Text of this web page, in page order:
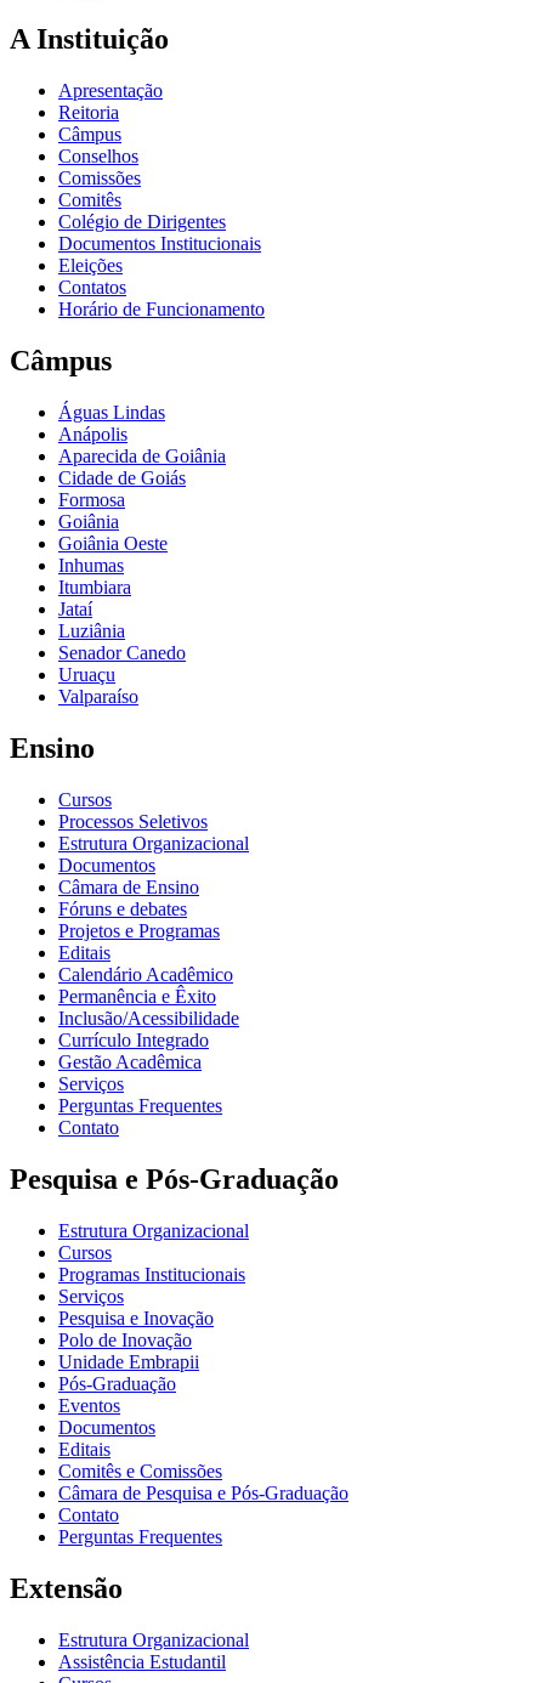
A Instituição
Apresentação
Reitoria
Câmpus
Conselhos
Comissões
Comitês
Colégio de Dirigentes
Documentos Institucionais
Eleições
Contatos
Horário de Funcionamento
Câmpus
Águas Lindas
Anápolis
Aparecida de Goiânia
Cidade de Goiás
Formosa
Goiânia
Goiânia Oeste
Inhumas
Itumbiara
Jataí
Luziânia
Senador Canedo
Uruaçu
Valparaíso
Ensino
Cursos
Processos Seletivos
Estrutura Organizacional
Documentos
Câmara de Ensino
Fóruns e debates
Projetos e Programas
Editais
Calendário Acadêmico
Permanência e Êxito
Inclusão/Acessibilidade
Currículo Integrado
Gestão Acadêmica
Serviços
Perguntas Frequentes
Contato
Pesquisa e Pós-Graduação
Estrutura Organizacional
Cursos
Programas Institucionais
Serviços
Pesquisa e Inovação
Polo de Inovação
Unidade Embrapii
Pós-Graduação
Eventos
Documentos
Editais
Comitês e Comissões
Câmara de Pesquisa e Pós-Graduação
Contato
Perguntas Frequentes
Extensão
Estrutura Organizacional
Assistência Estudantil